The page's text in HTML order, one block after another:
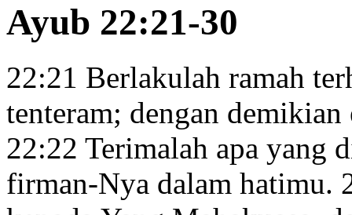
Ayub 22:21-30
22:21 Berlakulah ramah
tenteram; dengan demikian
22:22 Terimalah apa yang
firman-Nya dalam hatimu.